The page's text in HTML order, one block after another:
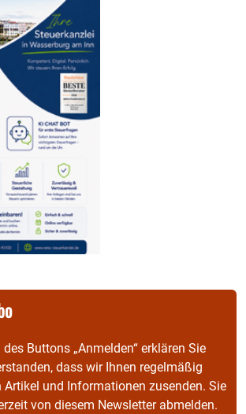
Buttons „Anmelden“ erklären Sie
dass wir Ihnen regelmäßig
Artikel und Informationen zusenden. Sie
von diesem Newsletter abmelden.